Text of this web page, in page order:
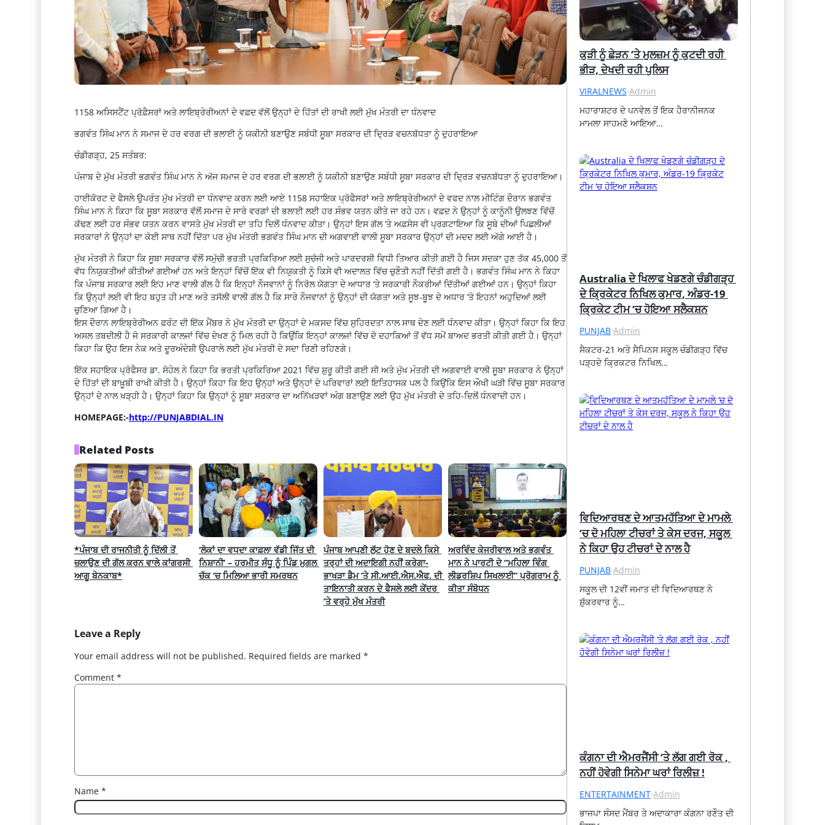
1158 ਅਸਿਸਟੈਂਟ ਪ੍ਰੋਫ਼ੈਸਰਾਂ ਅਤੇ ਲਾਇਬ੍ਰੇਰੀਅਨਾਂ ਦੇ ਵਫ਼ਦ ਵੱਲੋਂ ਉਨ੍ਹਾਂ ਦੇ ਹਿੱਤਾਂ ਦੀ ਰਾਖੀ ਲਈ ਮੁੱਖ ਮੰਤਰੀ ਦਾ ਧੰਨਵਾਦ
ਭਗਵੰਤ ਸਿੰਘ ਮਾਨ ਨੇ ਸਮਾਜ ਦੇ ਹਰ ਵਰਗ ਦੀ ਭਲਾਈ ਨੂੰ ਯਕੀਨੀ ਬਣਾਉਣ ਸਬੰਧੀ ਸੂਬਾ ਸਰਕਾਰ ਦੀ ਦ੍ਰਿੜ ਵਚਨਬੱਧਤਾ ਨੂੰ ਦੁਹਰਾਇਆ
ਚੰਡੀਗੜ੍ਹ, 25 ਸਤੰਬਰ:
ਪੰਜਾਬ ਦੇ ਮੁੱਖ ਮੰਤਰੀ ਭਗਵੰਤ ਸਿੰਘ ਮਾਨ ਨੇ ਅੱਜ ਸਮਾਜ ਦੇ ਹਰ ਵਰਗ ਦੀ ਭਲਾਈ ਨੂੰ ਯਕੀਨੀ ਬਣਾਉਣ ਸਬੰਧੀ ਸੂਬਾ ਸਰਕਾਰ ਦੀ ਦ੍ਰਿੜ ਵਚਨਬੱਧਤਾ ਨੂੰ ਦੁਹਰਾਇਆ।
ਹਾਈਕੋਰਟ ਦੇ ਫੈਸਲੇ ਉਪਰੰਤ ਮੁੱਖ ਮੰਤਰੀ ਦਾ ਧੰਨਵਾਦ ਕਰਨ ਲਈ ਆਏ 1158 ਸਹਾਇਕ ਪ੍ਰੋਫੈਸਰਾਂ ਅਤੇ ਲਾਇਬ੍ਰੇਰੀਅਨਾਂ ਦੇ ਵਫਦ ਨਾਲ ਮੀਟਿੰਗ ਦੌਰਾਨ ਭਗਵੰਤ
ਸਿੰਘ ਮਾਨ ਨੇ ਕਿਹਾ ਕਿ ਸੂਬਾ ਸਰਕਾਰ ਵੱਲੋਂ ਸਮਾਜ ਦੇ ਸਾਰੇ ਵਰਗਾਂ ਦੀ ਭਲਾਈ ਲਈ ਹਰ ਸੰਭਵ ਯਤਨ ਕੀਤੇ ਜਾ ਰਹੇ ਹਨ। ਵਫ਼ਦ ਨੇ ਉਨ੍ਹਾਂ ਨੂੰ ਕਾਨੂੰਨੀ ਉਲਝਣ ਵਿੱਚੋਂ
ਕੱਢਣ ਲਈ ਹਰ ਸੰਭਵ ਯਤਨ ਕਰਨ ਵਾਸਤੇ ਮੁੱਖ ਮੰਤਰੀ ਦਾ ਤਹਿ ਦਿਲੋਂ ਧੰਨਵਾਦ ਕੀਤਾ। ਉਨ੍ਹਾਂ ਇਸ ਗੱਲ ’ਤੇ ਅਫ਼ਸੋਸ ਵੀ ਪ੍ਰਗਟਾਇਆ ਕਿ ਸੂਬੇ ਦੀਆਂ ਪਿਛਲੀਆਂ
ਸਰਕਾਰਾਂ ਨੇ ਉਨ੍ਹਾਂ ਦਾ ਕੋਈ ਸਾਥ ਨਹੀਂ ਦਿੱਤਾ ਪਰ ਮੁੱਖ ਮੰਤਰੀ ਭਗਵੰਤ ਸਿੰਘ ਮਾਨ ਦੀ ਅਗਵਾਈ ਵਾਲੀ ਸੂਬਾ ਸਰਕਾਰ ਉਨ੍ਹਾਂ ਦੀ ਮਦਦ ਲਈ ਅੱਗੇ ਆਈ ਹੈ।
ਮੁੱਖ ਮੰਤਰੀ ਨੇ ਕਿਹਾ ਕਿ ਸੂਬਾ ਸਰਕਾਰ ਵੱਲੋਂ ਸਮੁੱਚੀ ਭਰਤੀ ਪ੍ਰਕਿਰਿਆ ਲਈ ਸੁਚੱਜੀ ਅਤੇ ਪਾਰਦਰਸ਼ੀ ਵਿਧੀ ਤਿਆਰ ਕੀਤੀ ਗਈ ਹੈ ਜਿਸ ਸਦਕਾ ਹੁਣ ਤੱਕ 45,000 ਤੋਂ
ਵੱਧ ਨਿਯੁਕਤੀਆਂ ਕੀਤੀਆਂ ਗਈਆਂ ਹਨ ਅਤੇ ਇਨ੍ਹਾਂ ਵਿੱਚੋਂ ਇੱਕ ਵੀ ਨਿਯੁਕਤੀ ਨੂੰ ਕਿਸੇ ਵੀ ਅਦਾਲਤ ਵਿੱਚ ਚੁਣੌਤੀ ਨਹੀਂ ਦਿੱਤੀ ਗਈ ਹੈ। ਭਗਵੰਤ ਸਿੰਘ ਮਾਨ ਨੇ ਕਿਹਾ
ਕਿ ਪੰਜਾਬ ਸਰਕਾਰ ਲਈ ਇਹ ਮਾਣ ਵਾਲੀ ਗੱਲ ਹੈ ਕਿ ਇਨ੍ਹਾਂ ਨੌਜਵਾਨਾਂ ਨੂੰ ਨਿਰੋਲ ਯੋਗਤਾ ਦੇ ਆਧਾਰ ‘ਤੇ ਸਰਕਾਰੀ ਨੌਕਰੀਆਂ ਦਿੱਤੀਆਂ ਗਈਆਂ ਹਨ। ਉਨ੍ਹਾਂ ਕਿਹਾ
ਕਿ ਉਨ੍ਹਾਂ ਲਈ ਵੀ ਇਹ ਬਹੁਤ ਹੀ ਮਾਣ ਅਤੇ ਤਸੱਲੀ ਵਾਲੀ ਗੱਲ ਹੈ ਕਿ ਸਾਰੇ ਨੌਜਵਾਨਾਂ ਨੂੰ ਉਨ੍ਹਾਂ ਦੀ ਯੋਗਤਾ ਅਤੇ ਸੂਝ-ਬੂਝ ਦੇ ਅਧਾਰ ‘ਤੇ ਇਹਨਾਂ ਅਹੁਦਿਆਂ ਲਈ
ਚੁਣਿਆ ਗਿਆ ਹੈ।
ਇਸ ਦੌਰਾਨ ਲਾਇਬ੍ਰੇਰੀਅਨ ਫਰੰਟ ਦੀ ਇੱਕ ਮੈਂਬਰ ਨੇ ਮੁੱਖ ਮੰਤਰੀ ਦਾ ਉਨ੍ਹਾਂ ਦੇ ਮਕਸਦ ਵਿੱਚ ਸੁਹਿਰਦਤਾ ਨਾਲ ਸਾਥ ਦੇਣ ਲਈ ਧੰਨਵਾਦ ਕੀਤਾ। ਉਨ੍ਹਾਂ ਕਿਹਾ ਕਿ ਇਹ
ਅਸਲ ਤਬਦੀਲੀ ਹੈ ਜੋ ਸਰਕਾਰੀ ਕਾਲਜਾਂ ਵਿੱਚ ਦੇਖਣ ਨੂੰ ਮਿਲ ਰਹੀ ਹੈ ਕਿਉਂਕਿ ਇਨ੍ਹਾਂ ਕਾਲਜਾਂ ਵਿੱਚ ਦੋ ਦਹਾਕਿਆਂ ਤੋਂ ਵੱਧ ਸਮੇਂ ਬਾਅਦ ਭਰਤੀ ਕੀਤੀ ਗਈ ਹੈ। ਉਨ੍ਹਾਂ
ਕਿਹਾ ਕਿ ਉਹ ਇਸ ਨੇਕ ਅਤੇ ਦੂਰਅੰਦੇਸ਼ੀ ਉਪਰਾਲੇ ਲਈ ਮੁੱਖ ਮੰਤਰੀ ਦੇ ਸਦਾ ਰਿਣੀ ਰਹਿਣਗੇ।
ਇੱਕ ਸਹਾਇਕ ਪ੍ਰੋਫੈਸਰ ਡਾ. ਸੋਹੇਲ ਨੇ ਕਿਹਾ ਕਿ ਭਰਤੀ ਪ੍ਰਕਿਰਿਆ 2021 ਵਿੱਚ ਸ਼ੁਰੂ ਕੀਤੀ ਗਈ ਸੀ ਅਤੇ ਮੁੱਖ ਮੰਤਰੀ ਦੀ ਅਗਵਾਈ ਵਾਲੀ ਸੂਬਾ ਸਰਕਾਰ ਨੇ ਉਨ੍ਹਾਂ
ਦੇ ਹਿੱਤਾਂ ਦੀ ਬਾਖ਼ੂਬੀ ਰਾਖੀ ਕੀਤੀ ਹੈ। ਉਨ੍ਹਾਂ ਕਿਹਾ ਕਿ ਇਹ ਉਨ੍ਹਾਂ ਅਤੇ ਉਨ੍ਹਾਂ ਦੇ ਪਰਿਵਾਰਾਂ ਲਈ ਇਤਿਹਾਸਕ ਪਲ ਹੈ ਕਿਉਂਕਿ ਇਸ ਔਖੀ ਘੜੀ ਵਿੱਚ ਸੂਬਾ ਸਰਕਾਰ
ਉਨ੍ਹਾਂ ਦੇ ਨਾਲ ਖੜ੍ਹੀ ਹੈ। ਉਨ੍ਹਾਂ ਕਿਹਾ ਕਿ ਉਨ੍ਹਾਂ ਨੂੰ ਸੂਬਾ ਸਰਕਾਰ ਦਾ ਅਨਿੱਖੜਵਾਂ ਅੰਗ ਬਣਾਉਣ ਲਈ ਉਹ ਮੁੱਖ ਮੰਤਰੀ ਦੇ ਤਹਿ-ਦਿਲੋਂ ਧੰਨਵਾਦੀ ਹਨ।
HOMEPAGE:-http://PUNJABDIAL.IN
Related Posts
*ਪੰਜਾਬ ਦੀ ਰਾਜਨੀਤੀ ਨੂੰ ਦਿੱਲੀ ਤੋਂ
ਚਲਾਉਣ ਦੀ ਗੱਲ ਕਰਨ ਵਾਲੇ ਕਾਂਗਰਸੀ
ਆਗੂ ਬੇਨਕਾਬ*
‘ਲੋਕਾਂ ਦਾ ਵਧਦਾ ਕਾਫ਼ਲਾ ਵੱਡੀ ਜਿੱਤ ਦੀ
ਨਿਸ਼ਾਨੀ’ – ਹਰਮੀਤ ਸੰਧੂ ਨੂੰ ਪਿੰਡ ਮੁਗਲ
ਚੱਕ ‘ਚ ਮਿਲਿਆ ਭਾਰੀ ਸਮਰਥਨ
ਪੰਜਾਬ ਆਪਣੀ ਲੁੱਟ ਹੋਣ ਦੇ ਬਦਲੇ ਕਿਸੇ
ਤਰ੍ਹਾਂ ਦੀ ਅਦਾਇਗੀ ਨਹੀਂ ਕਰੇਗਾ-
ਭਾਖੜਾ ਡੈਮ ’ਤੇ ਸੀ.ਆਈ.ਐਸ.ਐਫ. ਦੀ
ਤਾਇਨਾਤੀ ਕਰਨ ਦੇ ਫੈਸਲੇ ਲਈ ਕੇਂਦਰ
’ਤੇ ਵਰ੍ਹੇ ਮੁੱਖ ਮੰਤਰੀ
ਅਰਵਿੰਦ ਕੇਜਰੀਵਾਲ ਅਤੇ ਭਗਵੰਤ
ਮਾਨ ਨੇ ਪਾਰਟੀ ਦੇ “ਮਹਿਲਾ ਵਿੰਗ
ਲੀਡਰਸ਼ਿਪ ਸਿਖਲਾਈ” ਪ੍ਰੋਗਰਾਮ ਨੂੰ
ਕੀਤਾ ਸੰਬੋਧਨ
Leave a Reply
Your email address will not be published. Required fields are marked *
Comment *
Name *
ਕੁੜੀ ਨੂੰ ਛੇੜਨ ‘ਤੇ ਮੁਲਜ਼ਮ ਨੂੰ ਕੁਟਦੀ ਰਹੀ
ਭੀੜ, ਦੇਖਦੀ ਰਹੀ ਪੁਲਿਸ
VIRALNEWS·Admin
ਮਹਾਰਾਸ਼ਟਰ ਦੇ ਪਨਵੇਲ ਤੋਂ ਇਕ ਹੈਰਾਨੀਜਨਕ
ਮਾਮਲਾ ਸਾਹਮਣੇ ਆਇਆ…
Australia ਦੇ ਖਿਲਾਫ ਖੇਡਣਗੇ ਚੰਡੀਗੜ੍ਹ
ਦੇ ਕ੍ਰਿਕੇਟਰ ਨਿਖਿਲ ਕੁਮਾਰ, ਅੰਡਰ-19
ਕ੍ਰਿਕੇਟ ਟੀਮ ‘ਚ ਹੋਇਆ ਸਲੈਕਸ਼ਨ
PUNJAB·Admin
ਸੈਕਟਰ-21 ਅਤੇ ਸੈਪਿਨਸ ਸਕੂਲ ਚੰਡੀਗੜ੍ਹ ਵਿੱਚ
ਪੜ੍ਹਦੇ ਕ੍ਰਿਕਟਰ ਨਿਖਿਲ…
ਵਿਦਿਆਰਥਣ ਦੇ ਆਤਮਹੱਤਿਆ ਦੇ ਮਾਮਲੇ
‘ਚ ਦੋ ਮਹਿਲਾ ਟੀਚਰਾਂ ਤੇ ਕੇਸ ਦਰਜ, ਸਕੂਲ
ਨੇ ਕਿਹਾ ਉਹ ਟੀਚਰਾਂ ਦੇ ਨਾਲ ਹੈ
PUNJAB·Admin
ਸਕੂਲ ਦੀ 12ਵੀਂ ਜਮਾਤ ਦੀ ਵਿਦਿਆਰਥਣ ਨੇ
ਸ਼ੁੱਕਰਵਾਰ ਨੂੰ…
ਕੰਗਨਾ ਦੀ ਐਮਰਜੈਂਸੀ ‘ਤੇ ਲੱਗ ਗਈ ਰੋਕ ,
ਨਹੀਂ ਹੋਵੇਗੀ ਸਿਨੇਮਾ ਘਰਾਂ ਰਿਲੀਜ਼ !
ENTERTAINMENT·Admin
ਭਾਜਪਾ ਸੰਸਦ ਮੈਂਬਰ ਤੇ ਅਦਾਕਾਰਾ ਕੰਗਨਾ ਰਣੌਤ ਦੀ